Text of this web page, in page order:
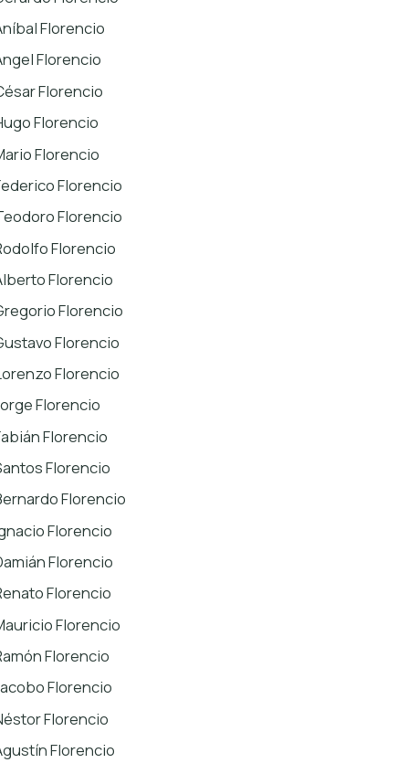
Florencio
Florencio
Florencio
Florencio
Florencio
Florencio
Florencio
Florencio
Florencio
Florencio
Florencio
Florencio
Florencio
Florencio
Florencio
Florencio
Florencio
Florencio
Florencio
Florencio
Florencio
Florencio
Florencio
Florencio